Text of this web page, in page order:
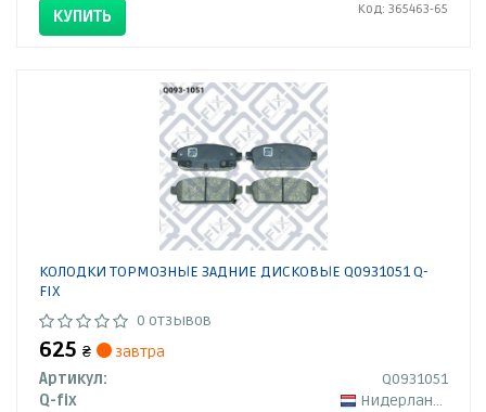
КУПИТЬ Код: 365463-65
КОЛОДКИ ТОРМОЗНЫЕ ЗАДНИЕ ДИСКОВЫЕ Q0931051 Q-
FIX
0 отзывов
625 ₴
завтра
Артикул:
Q0931051
Q-fix
Нидерланды